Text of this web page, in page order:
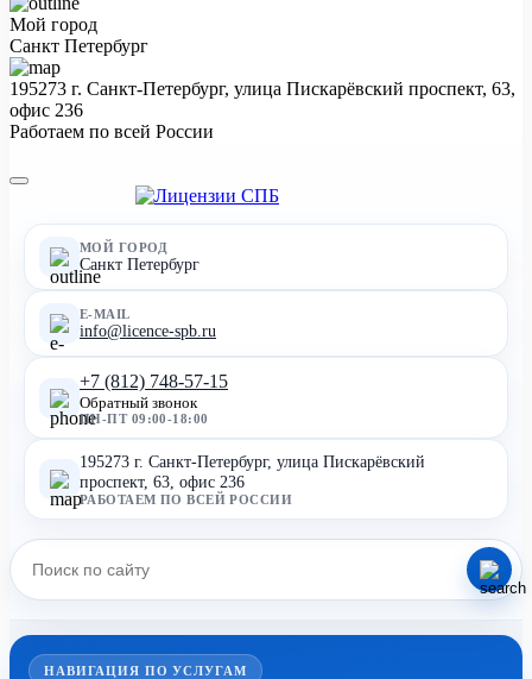
Мой город
Санкт Петербург
195273 г. Санкт-Петербург, улица Пискарёвский проспект, 63,
офис 236
Работаем по всей России
МОЙ ГОРОД
Санкт Петербург
E-MAIL
info@licence-spb.ru
+7 (812) 748-57-15
Обратный звонок
ПН-ПТ 09:00-18:00
195273 г. Санкт-Петербург, улица Пискарёвский
проспект, 63, офис 236
РАБОТАЕМ ПО ВСЕЙ РОССИИ
НАВИГАЦИЯ ПО УСЛУГАМ